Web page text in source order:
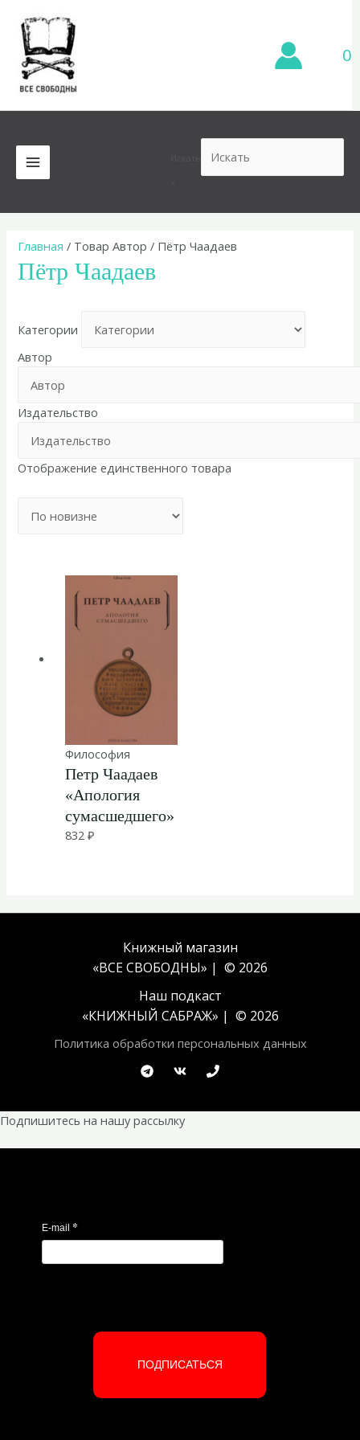
содержимому
0
MAIN
MENU
Главная / Товар Автор / Пётр Чаадаев
Пётр Чаадаев
Категории
Автор
Издательство
Отображение единственного товара
Философия
Петр Чаадаев
«Апология
сумасшедшего»
832 ₽
Книжный магазин
«ВСЕ СВОБОДНЫ» | © 2026
Наш подкаст
«КНИЖНЫЙ САБРАЖ» | © 2026
Политика обработки персональных данных
Подпишитесь на нашу рассылку
E-mail *
ПОДПИСАТЬСЯ